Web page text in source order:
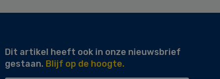
Dit artikel heeft ook in onze nieuwsbrief
gestaan. Blijf op de hoogte.